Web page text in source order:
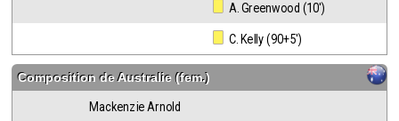
A. Greenwood (10')
C. Kelly (90+5')
Composition deAustralie (fem.)
Mackenzie Arnold